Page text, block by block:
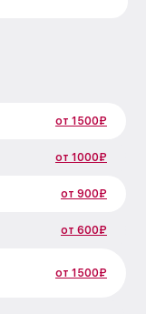
от 1500₽
от 1000₽
от 900₽
от 600₽
от 1500₽